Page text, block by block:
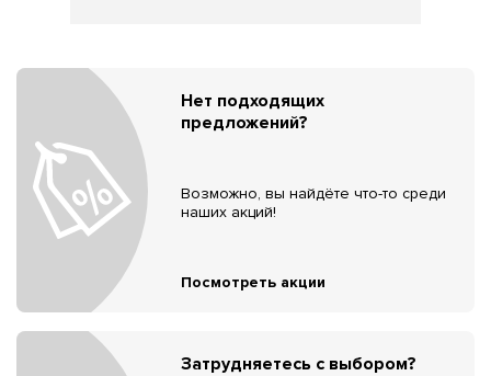
Нет подходящих
предложений?
Возможно, вы найдёте что-то среди
наших акций!
Посмотреть акции
Затрудняетесь с выбором?